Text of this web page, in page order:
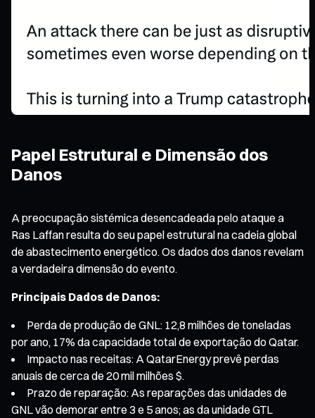
Papel Estrutural e Dimensão dos
Danos
A preocupação sistémica desencadeada pelo ataque a
Ras Laffan resulta do seu papel estrutural na cadeia global
de abastecimento energético. Os dados dos danos revelam
a verdadeira dimensão do evento.
Principais Dados de Danos:
Perda de produção de GNL: 12,8 milhões de toneladas
por ano, 17% da capacidade total de exportação do Qatar.
Impacto nas receitas: A QatarEnergy prevê perdas
anuais de cerca de 20 mil milhões $.
Prazo de reparação: As reparações das unidades de
GNL vão demorar entre 3 e 5 anos; as da unidade GTL